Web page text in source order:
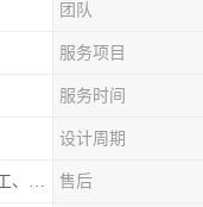
团队
服务项目
服务时间
设计周期
项目接洽、设 计、签 约、制 做、现场施工、展期服务、后续跟踪 售后